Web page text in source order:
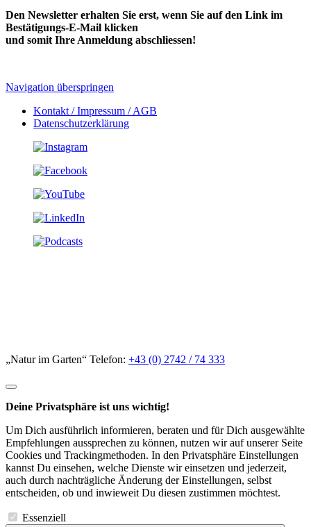
Den Newsletter erhalten Sie erst, wenn Sie auf den Link im
Bestätigungs-E-Mail klicken
und somit Ihre Anmeldung abschliessen!
Navigation überspringen
Kontakt / Impressum / AGB
Datenschutzerklärung
„Natur im Garten“ Telefon: +43 (0) 2742 / 74 333
Deine Privatsphäre ist uns wichtig!
Um Dich ausführlich informieren, beraten und für Dich ausgewählte
Empfehlungen aussprechen zu können, nutzen wir auf unserer Seite
Cookies und Trackingmethoden. In den Privatsphäre Einstellungen
kannst Du einsehen, welche Dienste wir einsetzen und jederzeit,
auch durch nachträgliche Änderung der Einstellungen, selbst
entscheiden, ob und inwieweit Du diesen zustimmen möchtest.
Essenziell